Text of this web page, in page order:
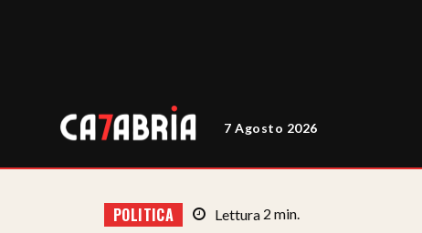
7 Agosto 2026
POLITICA Lettura 2 min.